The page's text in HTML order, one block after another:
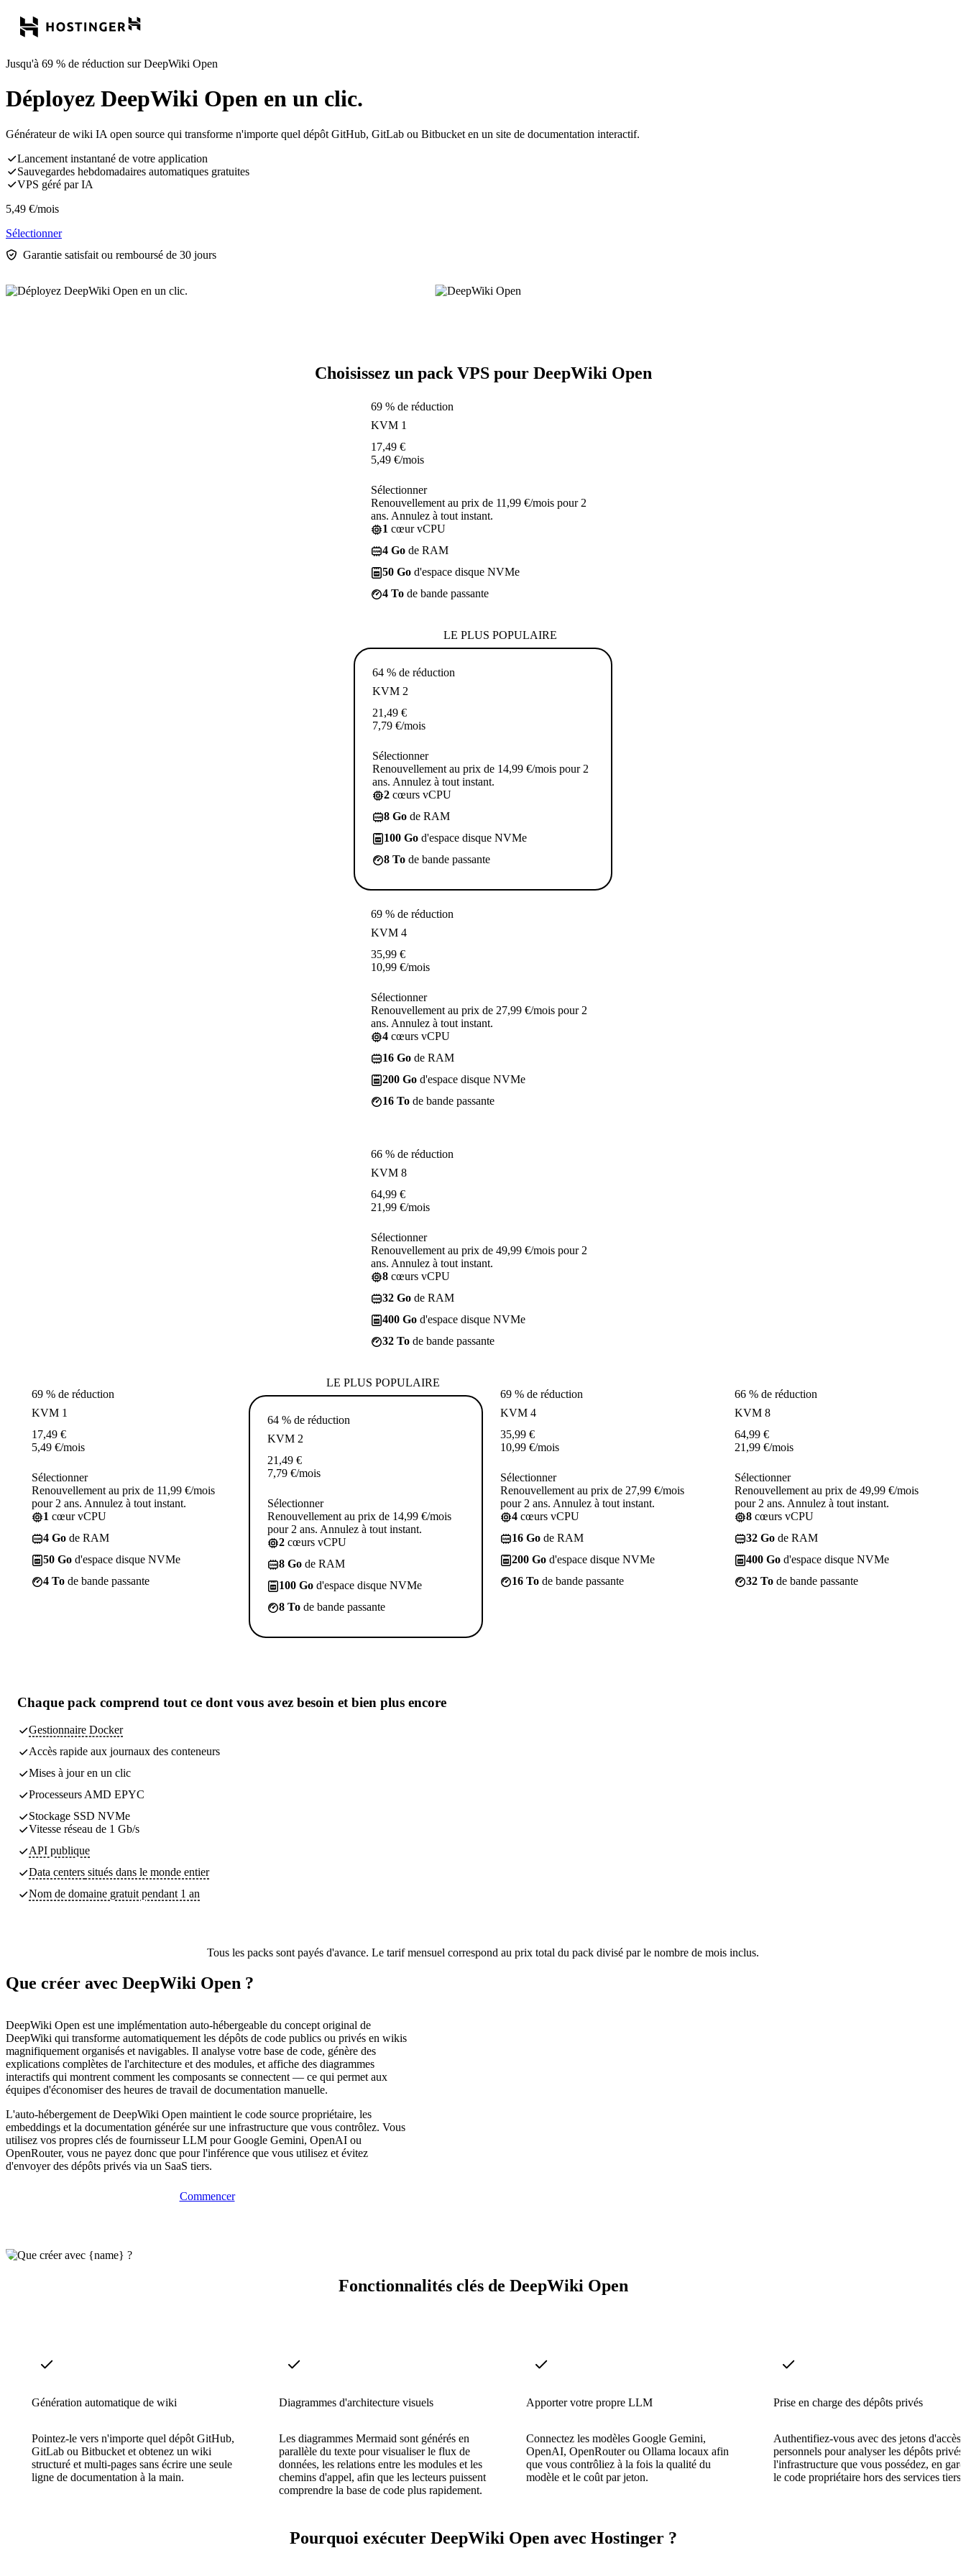
Jusqu'à 69 % de réduction sur DeepWiki Open
Déployez DeepWiki Open en un clic.
Générateur de wiki IA open source qui transforme n'importe quel dépôt GitHub, GitLab ou Bitbucket en un site de documentation interactif.
Lancement instantané de votre application
Sauvegardes hebdomadaires automatiques gratuites
VPS géré par IA
5,49 €/mois
Sélectionner
Garantie satisfait ou remboursé de 30 jours
Choisissez un pack VPS pour DeepWiki Open
69 % de réduction
KVM 1
17,49 €
5,49 €/mois
Sélectionner
Renouvellement au prix de 11,99 €/mois pour 2
ans. Annulez à tout instant.
1 cœur vCPU
4 Go de RAM
50 Go d'espace disque NVMe
4 To de bande passante
LE PLUS POPULAIRE
64 % de réduction
KVM 2
21,49 €
7,79 €/mois
Sélectionner
Renouvellement au prix de 14,99 €/mois pour 2
ans. Annulez à tout instant.
2 cœurs vCPU
8 Go de RAM
100 Go d'espace disque NVMe
8 To de bande passante
69 % de réduction
KVM 4
35,99 €
10,99 €/mois
Sélectionner
Renouvellement au prix de 27,99 €/mois pour 2
ans. Annulez à tout instant.
4 cœurs vCPU
16 Go de RAM
200 Go d'espace disque NVMe
16 To de bande passante
66 % de réduction
KVM 8
64,99 €
21,99 €/mois
Sélectionner
Renouvellement au prix de 49,99 €/mois pour 2
ans. Annulez à tout instant.
8 cœurs vCPU
32 Go de RAM
400 Go d'espace disque NVMe
32 To de bande passante
69 % de réduction
KVM 1
17,49 €
5,49 €/mois
Sélectionner
Renouvellement au prix de 11,99 €/mois
pour 2 ans. Annulez à tout instant.
1 cœur vCPU
4 Go de RAM
50 Go d'espace disque NVMe
4 To de bande passante
LE PLUS POPULAIRE
64 % de réduction
KVM 2
21,49 €
7,79 €/mois
Sélectionner
Renouvellement au prix de 14,99 €/mois
pour 2 ans. Annulez à tout instant.
2 cœurs vCPU
8 Go de RAM
100 Go d'espace disque NVMe
8 To de bande passante
69 % de réduction
KVM 4
35,99 €
10,99 €/mois
Sélectionner
Renouvellement au prix de 27,99 €/mois
pour 2 ans. Annulez à tout instant.
4 cœurs vCPU
16 Go de RAM
200 Go d'espace disque NVMe
16 To de bande passante
66 % de réduction
KVM 8
64,99 €
21,99 €/mois
Sélectionner
Renouvellement au prix de 49,99 €/mois
pour 2 ans. Annulez à tout instant.
8 cœurs vCPU
32 Go de RAM
400 Go d'espace disque NVMe
32 To de bande passante
Chaque pack comprend tout ce dont vous avez besoin et bien plus encore
Gestionnaire Docker
Accès rapide aux journaux des conteneurs
Mises à jour en un clic
Processeurs AMD EPYC
Stockage SSD NVMe
Vitesse réseau de 1 Gb/s
API publique
Data centers situés dans le monde entier
Nom de domaine gratuit pendant 1 an
Tous les packs sont payés d'avance. Le tarif mensuel correspond au prix total du pack divisé par le nombre de mois inclus.
Que créer avec DeepWiki Open ?
DeepWiki Open est une implémentation auto-hébergeable du concept original de
DeepWiki qui transforme automatiquement les dépôts de code publics ou privés en wikis
magnifiquement organisés et navigables. Il analyse votre base de code, génère des
explications complètes de l'architecture et des modules, et affiche des diagrammes
interactifs qui montrent comment les composants se connectent — ce qui permet aux
équipes d'économiser des heures de travail de documentation manuelle.
L'auto-hébergement de DeepWiki Open maintient le code source propriétaire, les
embeddings et la documentation générée sur une infrastructure que vous contrôlez. Vous
utilisez vos propres clés de fournisseur LLM pour Google Gemini, OpenAI ou
OpenRouter, vous ne payez donc que pour l'inférence que vous utilisez et évitez
d'envoyer des dépôts privés via un SaaS tiers.
Commencer
Fonctionnalités clés de DeepWiki Open
Génération automatique de wiki
Pointez-le vers n'importe quel dépôt GitHub,
GitLab ou Bitbucket et obtenez un wiki
structuré et multi-pages sans écrire une seule
ligne de documentation à la main.
Diagrammes d'architecture visuels
Les diagrammes Mermaid sont générés en
parallèle du texte pour visualiser le flux de
données, les relations entre les modules et les
chemins d'appel, afin que les lecteurs puissent
comprendre la base de code plus rapidement.
Apporter votre propre LLM
Connectez les modèles Google Gemini,
OpenAI, OpenRouter ou Ollama locaux afin
que vous contrôliez à la fois la qualité du
modèle et le coût par jeton.
Prise en charge des dépôts privés
Authentifiez-vous avec des jetons d'accès
personnels pour analyser les dépôts privés
l'infrastructure que vous possédez, en
le code propriétaire hors des services tiers.
Pourquoi exécuter DeepWiki Open avec Hostinger ?